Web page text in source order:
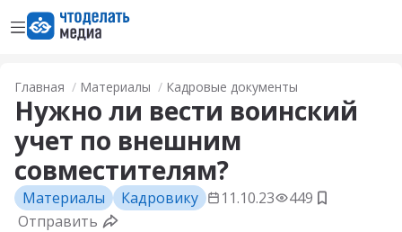
Открыть менюПерейти на главную страницу
Главная Материалы Кадровые документы
Нужно ли вести воинский
учет по внешним
совместителям?
Материалы Кадровику 11.10.23 449 Добавить
Отправить